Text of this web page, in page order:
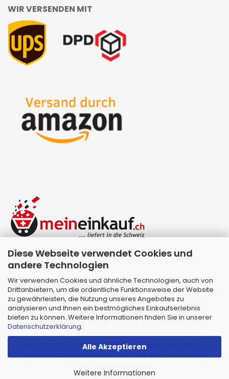
Diese Webseite verwendet Cookies und
andere Technologien
Wir verwenden Cookies und ähnliche Technologien, auch von
Drittanbietern, um die ordentliche Funktionsweise der Website
zu gewährleisten, die Nutzung unseres Angebotes zu
analysieren und Ihnen ein bestmögliches Einkaufserlebnis
bieten zu können. Weitere Informationen finden Sie in unserer
Datenschutzerklärung.
Alle Akzeptieren
Weitere Informationen
WIR VERSENDEN MIT
Webshop erstellenmit Gambio.de © 2026 |
Template vonJungCreative.
Alle Preise inkl. MwSt. & zzgl. Versandkosten
Alle Markennamen, Warenzeichen sowie
sämtliche Produktbilder sind Eigentum Ihrer
rechtmäßigen Eigentümer und dienen hier nur
der Beschreibung.